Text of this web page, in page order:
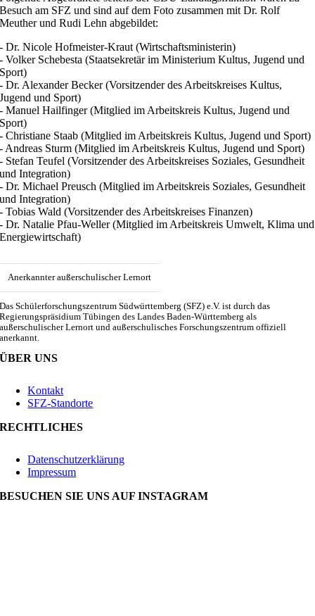
Besuch am SFZ und sind auf dem Foto zusammen mit Dr. Rolf
Meuther und Rudi Lehn abgebildet:
- Dr. Nicole Hofmeister-Kraut (Wirtschaftsministerin)
- Volker Schebesta (Staatsekretär im Ministerium Kultus, Jugend und
Sport)
- Dr. Alexander Becker (Vorsitzender des Arbeitskreises Kultus,
Jugend und Sport)
- Manuel Hailfinger (Mitglied im Arbeitskreis Kultus, Jugend und
Sport)
- Christiane Staab (Mitglied im Arbeitskreis Kultus, Jugend und Sport)
- Andreas Sturm (Mitglied im Arbeitskreis Kultus, Jugend und Sport)
- Stefan Teufel (Vorsitzender des Arbeitskreises Soziales, Gesundheit
und Integration)
- Dr. Michael Preusch (Mitglied im Arbeitskreis Soziales, Gesundheit
und Integration)
- Tobias Wald (Vorsitzender des Arbeitskreises Finanzen)
- Dr. Natalie Pfau-Weller (Mitglied im Arbeitskreis Umwelt, Klima und
Energiewirtschaft)
Anerkannter außerschulischer Lernort
Das Schülerforschungszentrum Südwürttemberg (SFZ) e.V. ist durch das
Regierungspräsidium Tübingen des Landes Baden-Württemberg als
außerschulischer Lernort und außerschulisches Forschungszentrum offiziell
anerkannt.
ÜBER UNS
Kontakt
SFZ-Standorte
RECHTLICHES
Datenschutzerklärung
Impressum
BESUCHEN SIE UNS AUF INSTAGRAM